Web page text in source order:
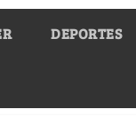
DEPORTES